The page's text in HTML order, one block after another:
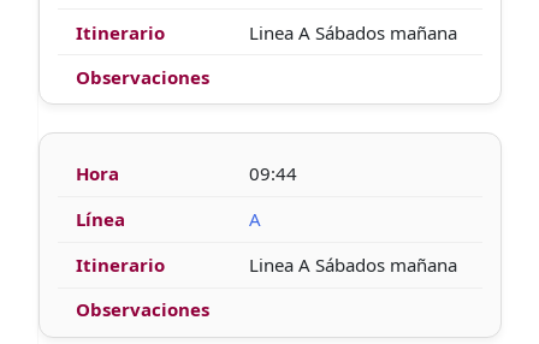
Linea A Sábados mañana
09:44
A
Linea A Sábados mañana